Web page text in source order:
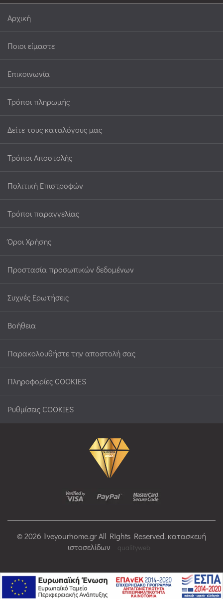
Αρχική
Ποιοι είμαστε
Επικοινωνία
Τρόποι πληρωμής
Δείτε τους καταλόγους μας
Τρόποι Αποστολής
Πολιτική Επιστροφών
Τρόποι παραγγελίας
Όροι Χρήσης
Προστασία προσωπικών δεδομένων
Συχνές Ερωτήσεις
Βοήθεια
Παρακολουθήστε την αποστολή σας
Πληροφορίες COOKIES
Ρυθμίσεις COOKIES
© 2026 liveyourhome.gr All Rights Reserved. κατασκευή
ιστοσελίδων
qualityweb
>